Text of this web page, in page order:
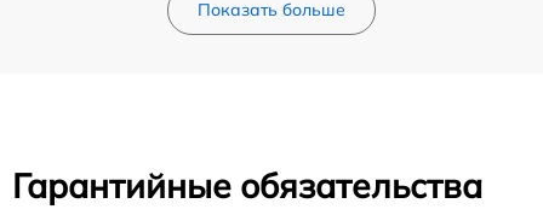
Показать больше
Гарантийные обязательства